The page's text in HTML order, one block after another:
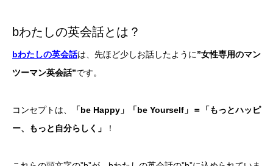
bわたしの英会話とは？
bわたしの英会話は、先ほど少しお話したように”女性専用のマン
ツーマン英会話”です。
コンセプトは、
「be Happy」「be Yourself」＝「もっとハッピ
ー、もっと自分らしく」
！